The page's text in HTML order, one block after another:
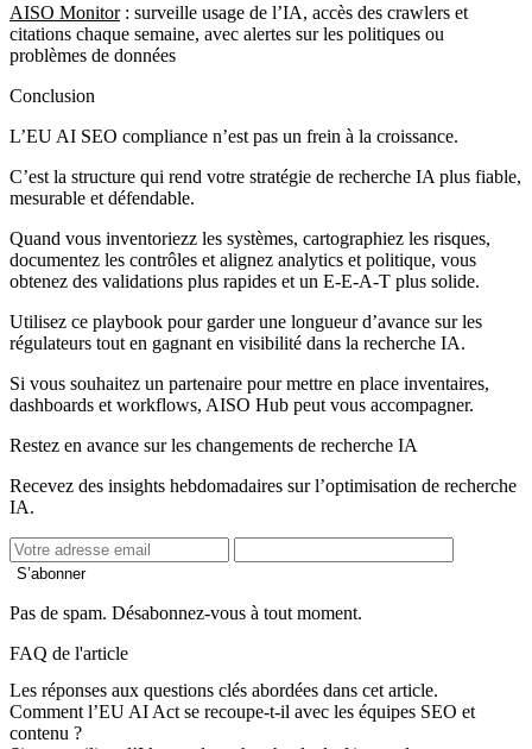
AISO Monitor: surveille usage de l’IA, accès des crawlers et
citations chaque semaine, avec alertes sur les politiques ou
problèmes de données
Conclusion
L’EU AI SEO compliance n’est pas un frein à la croissance.
C’est la structure qui rend votre stratégie de recherche IA plus fiable,
mesurable et défendable.
Quand vous inventoriezz les systèmes, cartographiez les risques,
documentez les contrôles et alignez analytics et politique, vous
obtenez des validations plus rapides et un E-E-A-T plus solide.
Utilisez ce playbook pour garder une longueur d’avance sur les
régulateurs tout en gagnant en visibilité dans la recherche IA.
Si vous souhaitez un partenaire pour mettre en place inventaires,
dashboards et workflows, AISO Hub peut vous accompagner.
Restez en avance sur les changements de recherche IA
Recevez des insights hebdomadaires sur l’optimisation de recherche
IA.
S’abonner
Pas de spam. Désabonnez-vous à tout moment.
FAQ de l'article
Les réponses aux questions clés abordées dans cet article.
Comment l’EU AI Act se recoupe-t-il avec les équipes SEO et
contenu ?